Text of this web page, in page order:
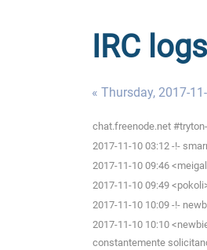
IRC
« Thursday, 2017-
chat.freenode.net
2017-11-10 03:12 -!-
2017-11-10 09:46
2017-11-10 09:49
2017-11-10 10:09 -!-
2017-11-10 10:10
constantemente